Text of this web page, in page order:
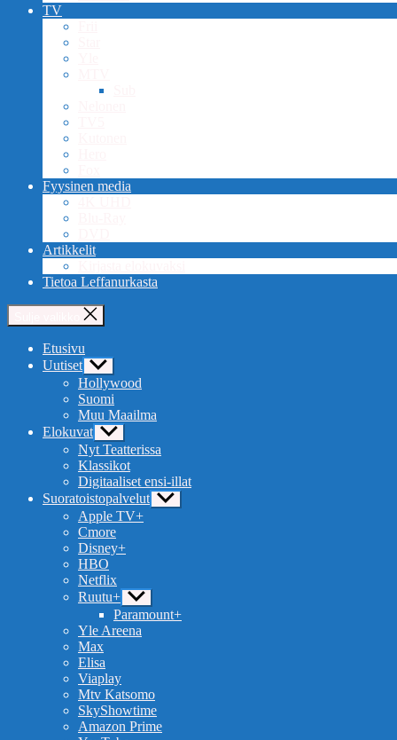
TV
Fyysinen media
Artikkelit
Tietoa Leffanurkasta
Etusivu
Uutiset Näytä
alavalikko
Hollywood
Suomi
Muu Maailma
Elokuvat Näytä
alavalikko
Nyt Teatterissa
Klassikot
Digitaaliset ensi-illat
Suoratoistopalvelut Näytä
alavalikko
Apple TV+
Cmore
Disney+
HBO
Netflix
Ruutu+ Näytä
alavalikko
Paramount+
Yle Areena
Max
Elisa
Viaplay
Mtv Katsomo
SkyShowtime
Amazon Prime